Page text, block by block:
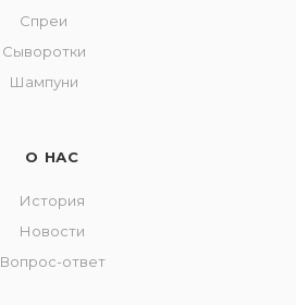
Спреи
Сыворотки
Шампуни
О НАС
История
Новости
Вопрос-ответ